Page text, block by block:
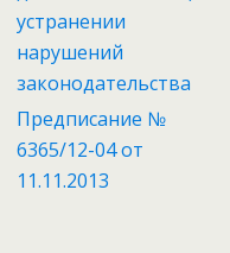
устранении
нарушений
законодательства
Предписание №
6365/12-04 от
11.11.2013